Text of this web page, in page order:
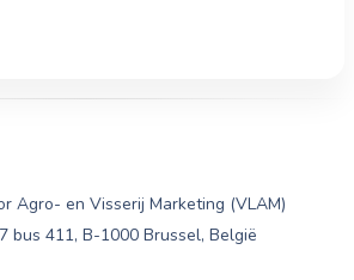
Agro- en Visserij Marketing (VLAM)
bus 411, B-1000 Brussel, België